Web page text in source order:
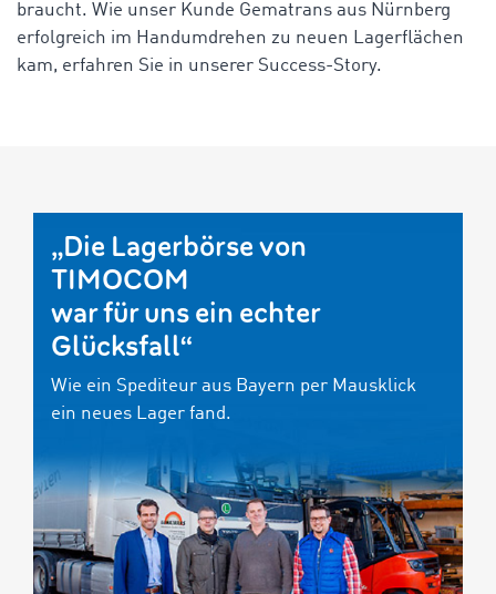
braucht. Wie unser Kunde Gematrans aus Nürnberg
erfolgreich im Handumdrehen zu neuen Lagerflächen
kam, erfahren Sie in unserer Success-Story.
„Die Lagerbörse von
TIMOCOM
war für uns ein echter
Glücksfall“
Wie ein Spediteur aus Bayern per Mausklick
ein neues Lager fand.